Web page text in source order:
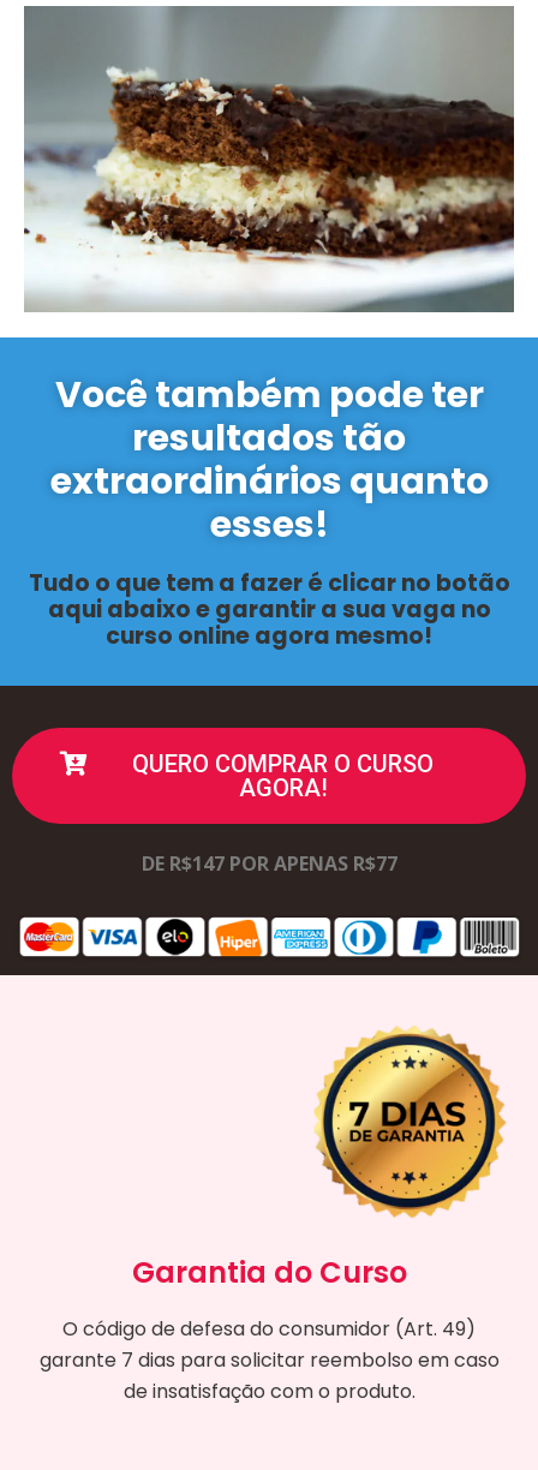
Você também pode ter
resultados tão
extraordinários quanto
esses!
Tudo o que tem a fazer é clicar no botão
aqui abaixo e garantir a sua vaga no
curso online agora mesmo!
QUERO COMPRAR O CURSO
AGORA!
DE R$147 POR APENAS R$77
Garantia do Curso
O código de defesa do consumidor (Art. 49)
garante 7 dias para solicitar reembolso em caso
de insatisfação com o produto.